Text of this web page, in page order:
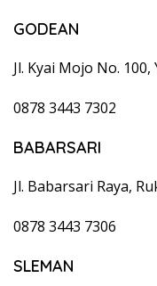
GODEAN
Jl. Kyai Mojo No.
0878 3443 7302
BABARSARI
Jl. Babarsari Raya,
0878 3443 7306
SLEMAN